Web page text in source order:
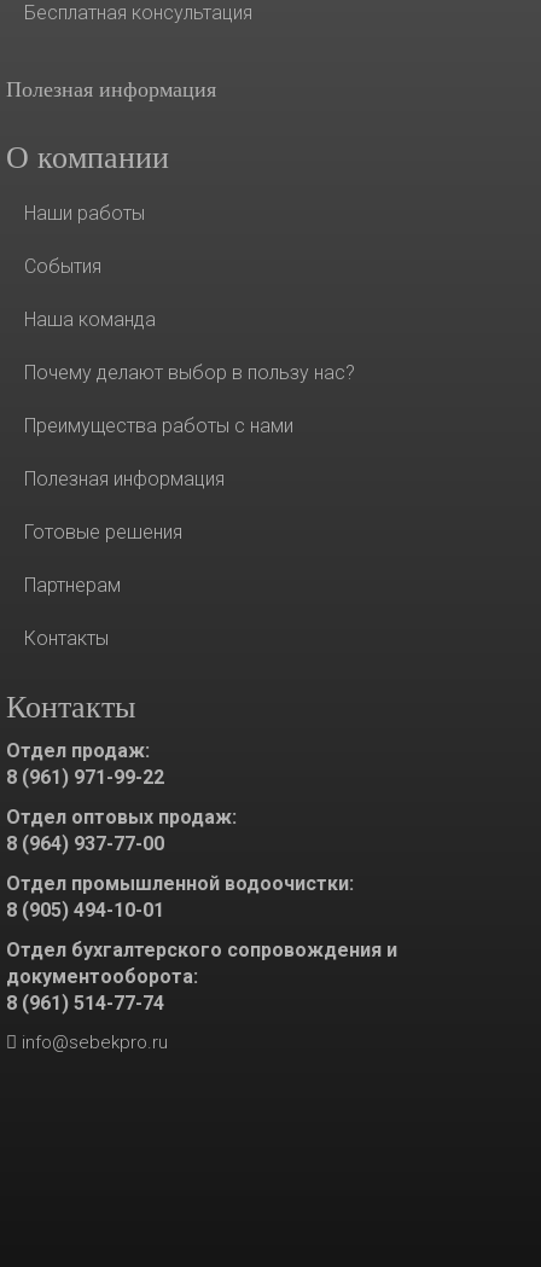
Бесплатная консультация
Полезная информация
О компании
Наши работы
События
Наша команда
Почему делают выбор в пользу нас?
Преимущества работы с нами
Полезная информация
Готовые решения
Партнерам
Контакты
Контакты
Отдел продаж:
8 (961) 971-99-22
Отдел оптовых продаж:
8 (964) 937-77-00
Отдел промышленной водоочистки:
8 (905) 494-10-01
Отдел бухгалтерского сопровождения и
документооборота:
8 (961) 514-77-74
info@sebekpro.ru